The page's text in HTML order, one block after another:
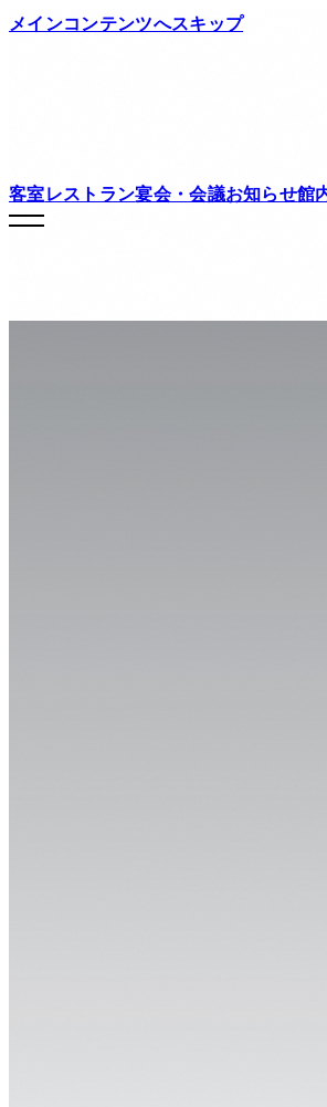
メインコンテンツへスキップ
客室レストラン宴会・会議お知らせ館